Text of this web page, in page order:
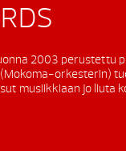
2003 perustettu
orkesterin)
musiikkiaan jo liuta